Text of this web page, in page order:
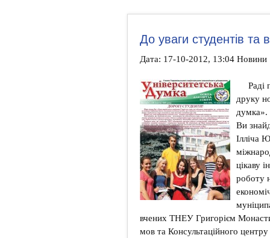
До уваги студентів та
Дата: 17-10-2012, 13:04 Новини
Раді
друку
думка».
Ви
Ілліча
цікаву
роботу
вчених ТНЕУ Григорієм
мов та Консультаційного